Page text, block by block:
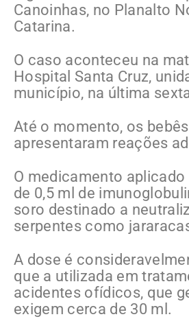
Canoinhas, no Planalto
Catarina.
O caso aconteceu na
Hospital Santa Cruz,
município, na última
Até o momento, os
apresentaram reações
O medicamento
de 0,5 ml de
soro destinado a
serpentes como
A dose é
que a utilizada em
acidentes ofídicos, que
exigem cerca de 30 ml.